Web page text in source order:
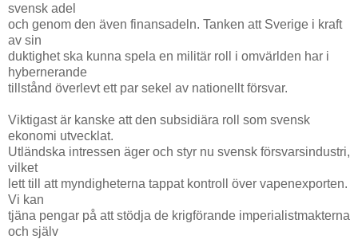
svensk adel
och genom den även finansadeln. Tanken att Sverige i kraft
av sin
duktighet ska kunna spela en militär roll i omvärlden har i
hybernerande
tillstånd överlevt ett par sekel av nationellt försvar.
Viktigast är kanske att den subsidiära roll som svensk
ekonomi utvecklat.
Utländska intressen äger och styr nu svensk försvarsindustri,
vilket
lett till att myndigheterna tappat kontroll över vapenexporten.
Vi kan
tjäna pengar på att stödja de krigförande imperialistmakterna
och själv